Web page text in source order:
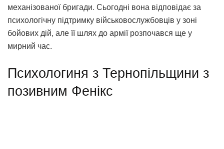
механізованої бригади. Сьогодні вона відповідає за
психологічну підтримку військовослужбовців у зоні
бойових дій, але її шлях до армії розпочався ще у
мирний час.
Психологиня з Тернопільщини з
позивним Фенікс